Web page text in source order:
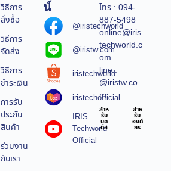
วิธีการ
สั่งซื้อ
วิธีการ
จัดส่ง
วิธีการ
ชำระเงิน
การรับ
ประกัน
สินค้า
ร่วมงาน
กับเรา
น์
@iristechworld
@iristw.com
iristechworld
iristechofficial
IRIS
Techworld
Official
โทร : 094-
887-5498
online@iris
techworld.c
om
line :
@iristw.co
m
สำห
รับ
บุค
คล
สำห
รับ
องค์
กร